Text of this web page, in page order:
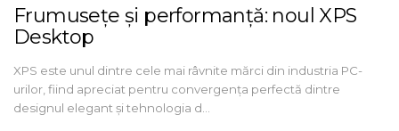
Frumusețe și performanță: noul XPS
Desktop
XPS este unul dintre cele mai râvnite mărci din industria PC-
urilor, fiind apreciat pentru convergența perfectă dintre
designul elegant și tehnologia d…